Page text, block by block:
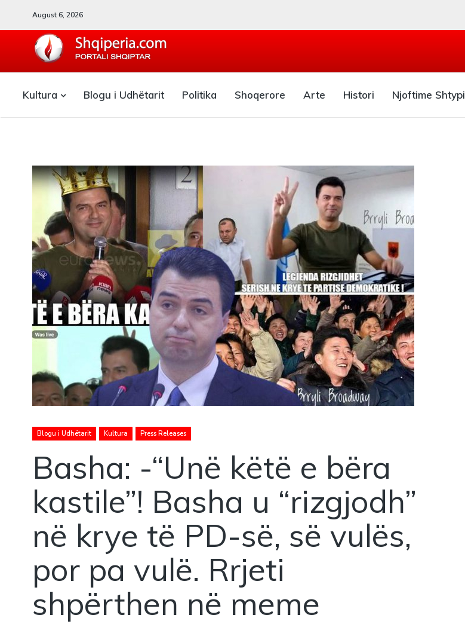
August 6, 2026
Kultura Blogu i Udhëtarit Politika Shoqerore Arte Histori Njoftime Shtypi
Blogu i Udhëtarit Kultura Press Releases
Basha: -“Unë këtë e bëra
kastile”! Basha u “rizgjodh”
në krye të PD-së, së vulës,
por pa vulë. Rrjeti
shpërthen në meme